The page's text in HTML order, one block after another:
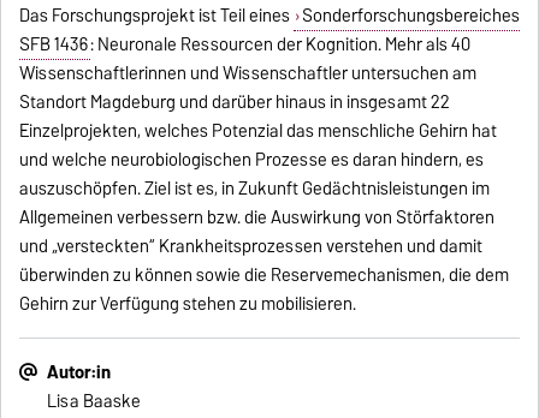
Das Forschungsprojekt ist Teil eines Sonderforschungsbereiches
SFB 1436: Neuronale Ressourcen der Kognition. Mehr als 40
Wissenschaftlerinnen und Wissenschaftler untersuchen am
Standort Magdeburg und darüber hinaus in insgesamt 22
Einzelprojekten, welches Potenzial das menschliche Gehirn hat
und welche neurobiologischen Prozesse es daran hindern, es
auszuschöpfen. Ziel ist es, in Zukunft Gedächtnisleistungen im
Allgemeinen verbessern bzw. die Auswirkung von Störfaktoren
und „versteckten“ Krankheitsprozessen verstehen und damit
überwinden zu können sowie die Reservemechanismen, die dem
Gehirn zur Verfügung stehen zu mobilisieren.
Autor:in
Lisa Baaske